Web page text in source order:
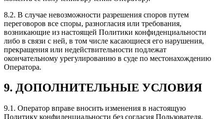
8.2. В случае невозможности разрешения споров путем
переговоров все споры, разногласия или требования,
возникающие из настоящей Политики конфиденциальности
либо в связи с ней, в том числе касающиеся его нарушения,
прекращения или недействительности подлежат
окончательному урегулированию в суде по местонахождению
Оператора.
9. ДОПОЛНИТЕЛЬНЫЕ УСЛОВИЯ
9.1. Оператор вправе вносить изменения в настоящую
Политику конфиденциальности без согласия Пользователя.